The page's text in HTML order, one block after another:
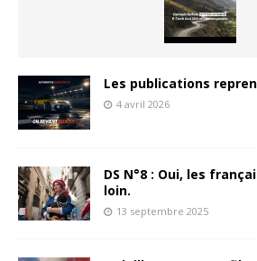
Les publications
4 avril 2026
DS N°8 : Oui, les
loin.
13 septembre 2025